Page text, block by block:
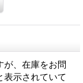
が、在庫をお問
表示されていて